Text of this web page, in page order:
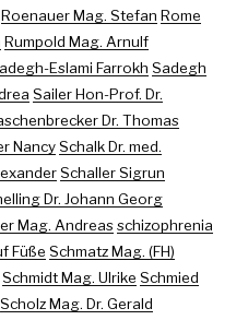
Roenauer Mag. Stefan Rome
Rumpold Mag. Arnulf
Eslami Farrokh Sadegh
Sailer Hon-Prof. Dr.
Dr. Thomas
NancySchalk Dr. med.
Schaller Sigrun
Dr. Johann Georg
Mag. Andreasschizophrenia
Füße Schmatz Mag. (FH)
Schmidt Mag. Ulrike Schmied
Scholz Mag. Dr. Gerald